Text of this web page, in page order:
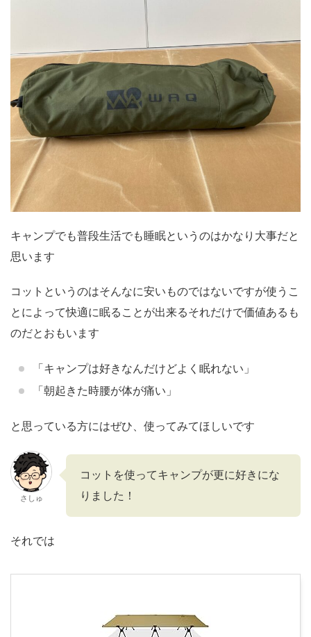
キャンプでも普段生活でも睡眠というのはかなり大事だと
思います
コットというのはそんなに安いものではないですが使うこ
とによって快適に眠ることが出来るそれだけで価値あるも
のだとおもいます
「キャンプは好きなんだけどよく眠れない」
「朝起きた時腰が体が痛い」
と思っている方にはぜひ、使ってみてほしいです
さしゅ
コットを使ってキャンプが更に好きにな
りました！
それでは